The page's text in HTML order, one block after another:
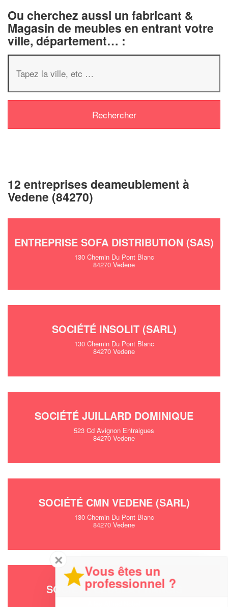
Ou cherchez aussi un fabricant &
Magasin de meubles en entrant votre
ville, département… :
12 entreprises deameublement à
Vedene (84270)
ENTREPRISE SOFA DISTRIBUTION (SAS)
130 Chemin Du Pont Blanc
84270 Vedene
SOCIÉTÉ INSOLIT (SARL)
130 Chemin Du Pont Blanc
84270 Vedene
SOCIÉTÉ JUILLARD DOMINIQUE
523 Cd Avignon Entraigues
84270 Vedene
SOCIÉTÉ CMN VEDENE (SARL)
130 Chemin Du Pont Blanc
84270 Vedene
SOCIÉTÉ CEBULA FRANCIS
✕
Vous êtes un
professionnel ?